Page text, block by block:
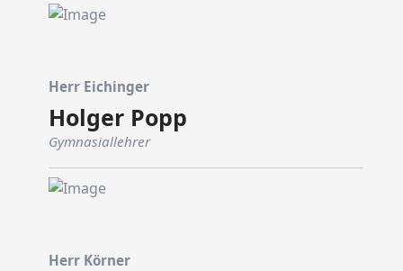
Herr Eichinger
Holger Popp
Gymnasiallehrer
Herr Körner